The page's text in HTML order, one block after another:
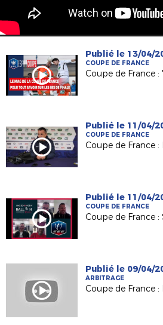
Publié le 13/04/
COUPE DE FRANCE
Publié le 11/04/
COUPE DE FRANCE
Publié le 11/04/
COUPE DE FRANCE
Publié le 09/04/
ARBITRAGE